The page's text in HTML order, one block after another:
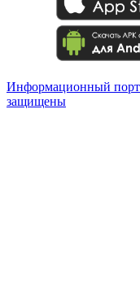
Информационный
защищены